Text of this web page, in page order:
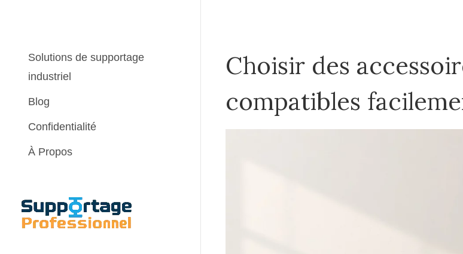
Solutions de supportage
industriel
Blog
Confidentialité
À Propos
Choisir des
compatibles